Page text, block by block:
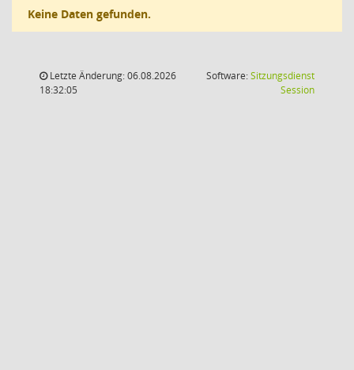
Keine Daten gefunden.
Letzte Änderung: 06.08.2026
18:32:05
Software:Sitzungsdienst
Session(Wird in